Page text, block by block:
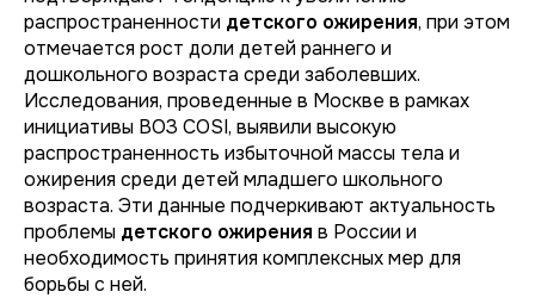
распространенности детского ожирения, при этом
отмечается рост доли детей раннего и
дошкольного возраста среди заболевших.
Исследования, проведенные в Москве в рамках
инициативы ВОЗ COSI, выявили высокую
распространенность избыточной массы тела и
ожирения среди детей младшего школьного
возраста. Эти данные подчеркивают актуальность
проблемы детского ожирения в России и
необходимость принятия комплексных мер для
борьбы с ней.